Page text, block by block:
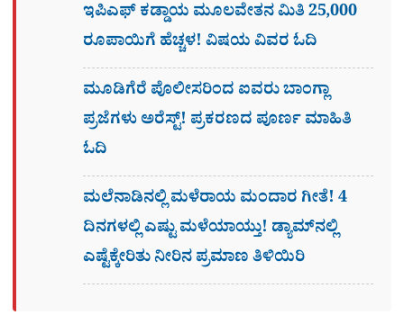
ಇಪಿಎಫ್ ಕಡ್ಡಾಯ ಮೂಲವೇತನ ಮಿತಿ 25,000
ರೂಪಾಯಿಗೆ ಹೆಚ್ಚಳ! ವಿಷಯ ವಿವರ ಓದಿ
ಮೂಡಿಗೆರೆ ಪೊಲೀಸರಿಂದ ಐವರು ಬಾಂಗ್ಲಾ
ಪ್ರಜೆಗಳು ಅರೆಸ್ಟ್! ಪ್ರಕರಣದ ಪೂರ್ಣ ಮಾಹಿತಿ
ಓದಿ
ಮಲೆನಾಡಿನಲ್ಲಿ ಮಳೆರಾಯ ಮಂದಾರ ಗೀತೆ! 4
ದಿನಗಳಲ್ಲಿ ಎಷ್ಟು ಮಳೆಯಾಯ್ತು! ಡ್ಯಾಮ್​ನಲ್ಲಿ
ಎಷ್ಟೆಕ್ಕೇರಿತು ನೀರಿನ ಪ್ರಮಾಣ ತಿಳಿಯಿರಿ